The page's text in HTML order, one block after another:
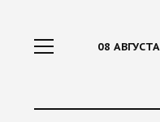
08